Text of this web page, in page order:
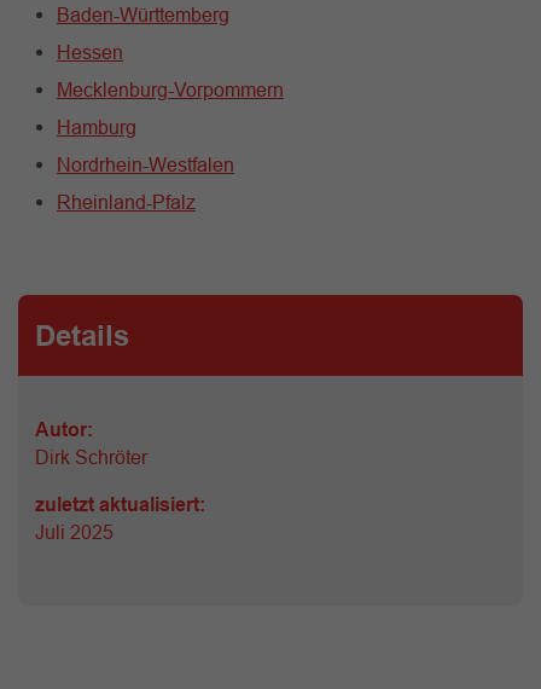
Baden-Württemberg
Hessen
Mecklenburg-Vorpommern
Hamburg
Nordrhein-Westfalen
Rheinland-Pfalz
Details
Autor:
Dirk Schröter
zuletzt aktualisiert:
Juli 2025